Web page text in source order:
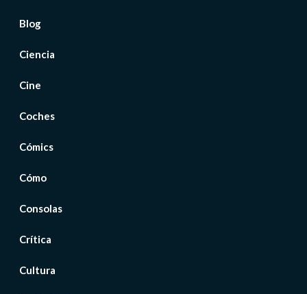
Blog
Ciencia
Cine
Coches
Cómics
Cómo
Consolas
Crítica
Cultura